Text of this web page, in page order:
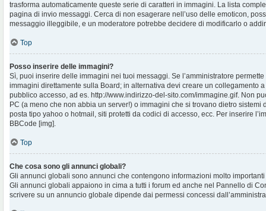
trasforma automaticamente queste serie di caratteri in immagini. La lista
pagina di invio messaggi. Cerca di non esagerare nell’uso delle emoticon,
messaggio illeggibile, e un moderatore potrebbe decidere di modificarlo o
Top
Posso inserire delle immagini?
Sì, puoi inserire delle immagini nei tuoi messaggi. Se l’amministratore
immagini direttamente sulla Board; in alternativa devi creare un collegamento
pubblico accesso, ad es. http://www.indirizzo-del-sito.com/immagine.gif. Non
PC (a meno che non abbia un server!) o immagini che si trovano dietro sistemi
posta tipo yahoo o hotmail, siti protetti da codici di accesso, ecc. Per inserire
BBCode [img].
Top
Che cosa sono gli annunci globali?
Gli annunci globali sono annunci che contengono informazioni molto
Gli annunci globali appaiono in cima a tutti i forum ed anche nel Pannello di
scrivere su un annuncio globale dipende dai permessi concessi